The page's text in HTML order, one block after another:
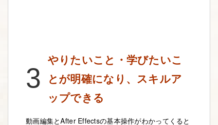
3
やりたいこと・学びたいこ
とが明確になり、スキルア
ップできる
動画編集とAfter Effectsの基本操作がわかってくると